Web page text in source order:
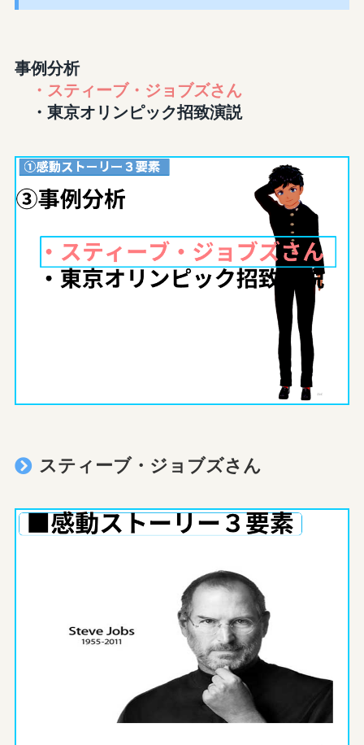
事例分析
・スティーブ・ジョブズさん
・東京オリンピック招致演説
スティーブ・ジョブズさん